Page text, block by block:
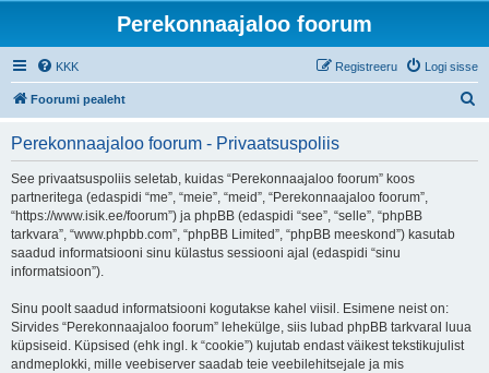
Perekonnaajaloo foorum
KKK Logi sisse
Registreeru
Foorumi pealeht
Perekonnaajaloo foorum - Privaatsuspoliis
See privaatsuspoliis seletab, kuidas “Perekonnaajaloo foorum” koos
partneritega (edaspidi “me”, “meie”, “meid”, “Perekonnaajaloo foorum”,
“https://www.isik.ee/foorum”) ja phpBB (edaspidi “see”, “selle”, “phpBB
tarkvara”, “www.phpbb.com”, “phpBB Limited”, “phpBB meeskond”) kasutab
saadud informatsiooni sinu külastus sessiooni ajal (edaspidi “sinu
informatsioon”).
Sinu poolt saadud informatsiooni kogutakse kahel viisil. Esimene neist on:
Sirvides “Perekonnaajaloo foorum” lehekülge, siis lubad phpBB tarkvaral luua
küpsiseid. Küpsised (ehk ingl. k “cookie”) kujutab endast väikest tekstikujulist
andmeplokki, mille veebiserver saadab teie veebilehitsejale ja mis